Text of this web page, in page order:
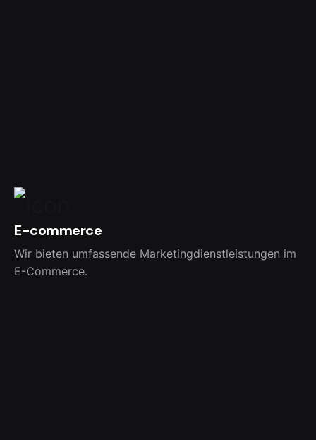
E-commerce
Wir bieten umfassende Marketingdienstleistungen im
E-Commerce.